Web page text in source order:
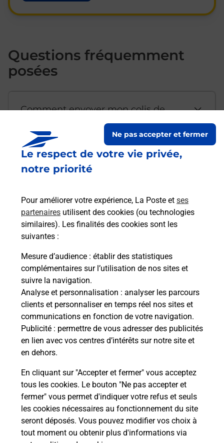
Le respect de votre vie privée,
notre priorité
Pour améliorer votre expérience, La Poste et ses
partenaires utilisent des cookies (ou technologies
similaires). Les finalités des cookies sont les
suivantes :
Mesure d’audience : établir des statistiques
complémentaires sur l’utilisation de nos sites et
suivre la navigation.
Analyse et personnalisation : analyser les parcours
clients et personnaliser en temps réel nos sites et
communications en fonction de votre navigation.
Publicité : permettre de vous adresser des publicités
en lien avec vos centres d’intérêts sur notre site et
en dehors.
En cliquant sur "Accepter et fermer" vous acceptez
tous les cookies. Le bouton "Ne pas accepter et
fermer" vous permet d'indiquer votre refus et seuls
les cookies nécessaires au fonctionnement du site
seront déposés. Vous pouvez modifier vos choix à
tout moment ou obtenir plus d'informations via
Ne pas accepter et fermer
Questions fréquemment
posées
Comment envoyer mon colis de
Est-il possible d’acheter un
emballage directement depuis un
Comment demander une
modification de livraison ?
Comment La Poste participe-t-elle
à votre sécurité au quotidien ?
Puis-je passer mon code de la route
avec La Poste et sous quelles
conditions ?
Localiser Liste Puy-de-Dôme MIREMONT